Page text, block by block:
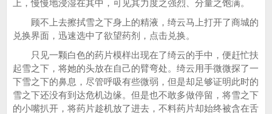
上，慢慢地浸湿在其中，可见其力度之强烈、分量之饱满。
顾不上去擦拭雪之下身上的精液，绮云马上打开了商城的
兑换界面，迅速选中了欲望药剂，点击兑换。
只见一颗白色的药片模样出现在了绮云的手中，便赶忙扶
起雪之下，将她的头放在自己的臂弯处。绮云用手微微探了一
下雪之下的鼻息，尽管呼吸有些微弱，但是却足够证明此时的
雪之下还没有到达危机边缘。但是也不敢多做停留，将雪之下
的小嘴扒开，将药片趁机放了进去，不料药片却始终被含在舌